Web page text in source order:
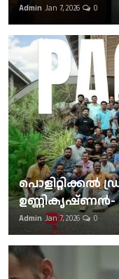
Admin Jan 7, 2026 0
പൊളിറ്റിക്കല്‍
ഉണ്ണികൃഷ്ണന്‍-
Admin Jan 7, 2026 0